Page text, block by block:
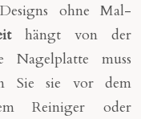
ohne Mal-
hängt von der
muss
Sie sie vor dem
Reiniger oder